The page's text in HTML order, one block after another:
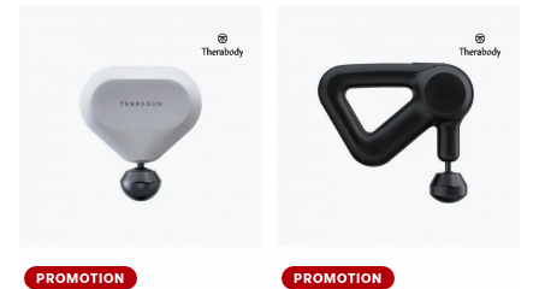
PROMOTION PROMOTION